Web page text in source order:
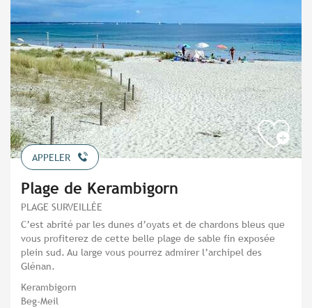
APPELER
Plage de Kerambigorn
PLAGE SURVEILLÉE
C’est abrité par les dunes d’oyats et de chardons bleus que
vous profiterez de cette belle plage de sable fin exposée
plein sud. Au large vous pourrez admirer l’archipel des
Glénan.
Kerambigorn
Beg-Meil